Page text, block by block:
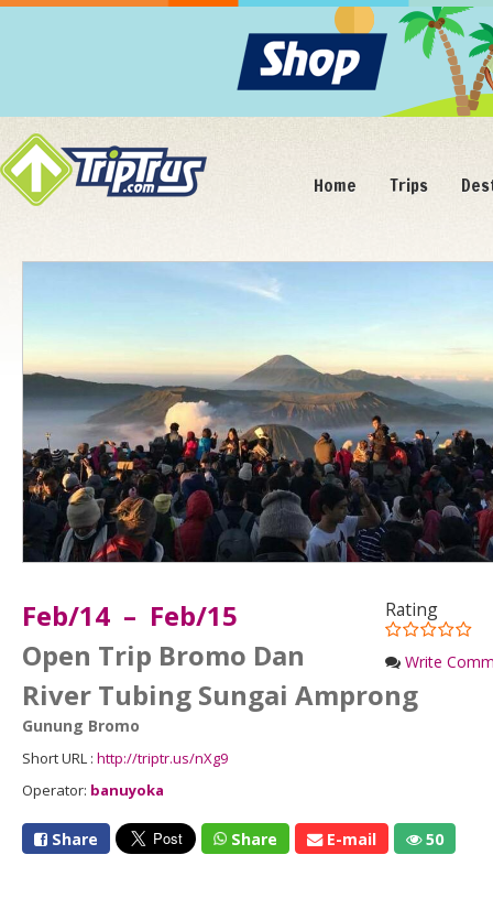
Home Trips
Rating
Write
Feb/14 – Feb/15
Open Trip Bromo Dan
River Tubing Sungai Amprong
Gunung Bromo
Short URL : http://triptr.us/nXg9
Operator: banuyoka
Share Share E-mail 50